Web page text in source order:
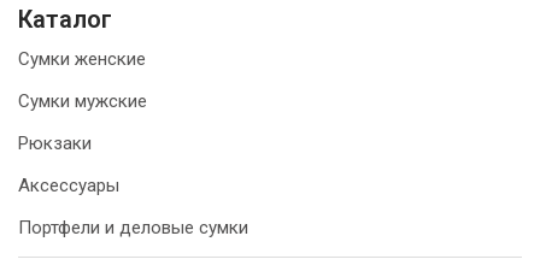
Каталог
Сумки женские
Сумки мужские
Рюкзаки
Аксессуары
Портфели и деловые сумки